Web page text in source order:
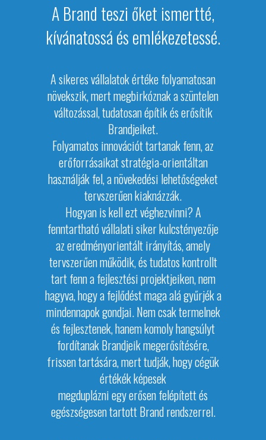
A Brand teszi őket ismertté,
kívánatossá és emlékezetessé.
A sikeres vállalatok értéke folyamatosan
növekszik, mert megbirkóznak a szüntelen
változással, tudatosan építik és erősítik
Brandjeiket.
Folyamatos innovációt tartanak fenn, az
erőforrásaikat stratégia-orientáltan
használják fel, a növekedési lehetőségeket
tervszerűen kiaknázzák.
Hogyan is kell ezt véghezvinni? A
fenntartható vállalati siker kulcstényezője
az eredményorientált irányítás, amely
tervszerűen működik, és tudatos kontrollt
tartfenn a fejlesztési projektjeiken, nem
hagyva, hogy a fejlődést maga alá gyűrjék a
mindennapok gondjai.Nem csak termelnek
és fejlesztenek, hanem komolyhangsúlyt
fordítanak Brandjeik megerősítésére,
frissen tartására, mert tudják, hogy cégük
értékék képesek
megduplázni egy erősen felépítettés
egészségesen tartott Brand rendszerrel.